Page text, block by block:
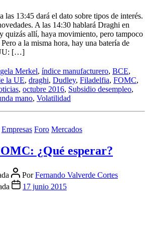
las 13:45 dará el dato sobre tipos de interés.
A las 14:30 hablará Draghi en
quizás allí, haya movimiento, pero tampoco
a la misma hora, hay una batería de
[…]
Merkel, índice manufacturero, BCE,
la UE, draghi, Dudley, Filadelfia, FOMC,
, octubre 2016, Subsidio desempleo,
mano, Volatilidad
Empresas Foro Mercados
¿Qué esperar?
PorFernando Valverde Cortes
17 junio 2015